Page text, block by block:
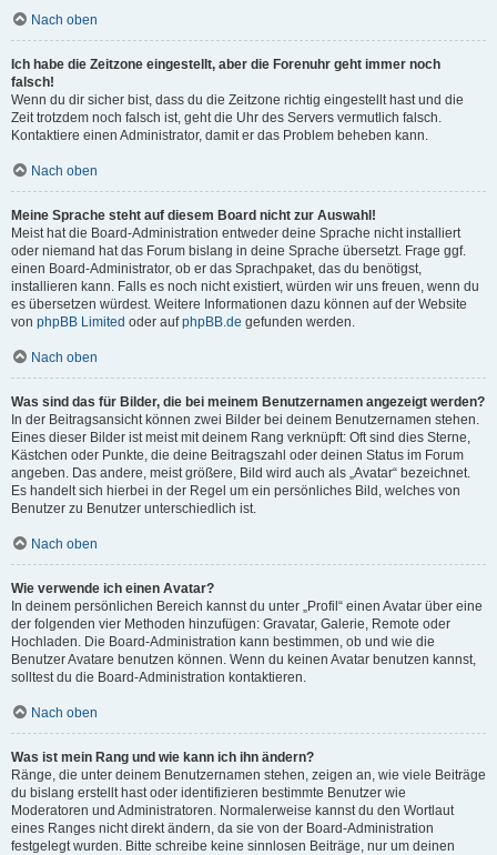
Nach oben
Ich habe die Zeitzone eingestellt, aber die Forenuhr geht immer noch
falsch!
Wenn du dir sicher bist, dass du die Zeitzone richtig eingestellt hast und die
Zeit trotzdem noch falsch ist, geht die Uhr des Servers vermutlich falsch.
Kontaktiere einen Administrator, damit er das Problem beheben kann.
Nach oben
Meine Sprache steht auf diesem Board nicht zur Auswahl!
Meist hat die Board-Administration entweder deine Sprache nicht installiert
oder niemand hat das Forum bislang in deine Sprache übersetzt. Frage ggf.
einen Board-Administrator, ob er das Sprachpaket, das du benötigst,
installieren kann. Falls es noch nicht existiert, würden wir uns freuen, wenn du
es übersetzen würdest. Weitere Informationen dazu können auf der Website
von phpBB Limited oder aufphpBB.de gefunden werden.
Nach oben
Was sind das für Bilder, die bei meinem Benutzernamen angezeigt werden?
In der Beitragsansicht können zwei Bilder bei deinem Benutzernamen stehen.
Eines dieser Bilder ist meist mit deinem Rang verknüpft: Oft sind dies Sterne,
Kästchen oder Punkte, die deine Beitragszahl oder deinen Status im Forum
angeben. Das andere, meist größere, Bild wird auch als „Avatar“ bezeichnet.
Es handelt sich hierbei in der Regel um ein persönliches Bild, welches von
Benutzer zu Benutzer unterschiedlich ist.
Nach oben
Wie verwende ich einen Avatar?
In deinem persönlichen Bereich kannst du unter „Profil“ einen Avatar über eine
der folgenden vier Methoden hinzufügen: Gravatar, Galerie, Remote oder
Hochladen. Die Board-Administration kann bestimmen, ob und wie die
Benutzer Avatare benutzen können. Wenn du keinen Avatar benutzen kannst,
solltest du die Board-Administration kontaktieren.
Nach oben
Was ist mein Rang und wie kann ich ihn ändern?
Ränge, die unter deinem Benutzernamen stehen, zeigen an, wie viele Beiträge
du bislang erstellt hast oder identifizieren bestimmte Benutzer wie
Moderatoren und Administratoren. Normalerweise kannst du den Wortlaut
eines Ranges nicht direkt ändern, da sie von der Board-Administration
festgelegt wurden. Bitte schreibe keine sinnlosen Beiträge, nur um deinen